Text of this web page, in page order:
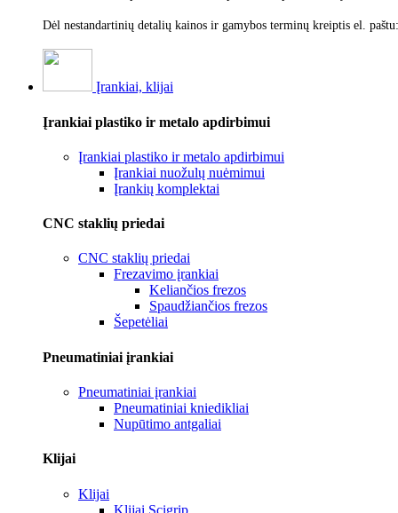
Dėl nestandartinių detalių kainos ir gamybos terminų kreiptis el. paštu:
Įrankiai, klijai
Įrankiai plastiko ir metalo apdirbimui
Įrankiai plastiko ir metalo apdirbimui
Įrankiai nuožulų nuėmimui
Įrankių komplektai
CNC staklių priedai
CNC staklių priedai
Frezavimo įrankiai
Keliančios frezos
Spaudžiančios frezos
Šepetėliai
Pneumatiniai įrankiai
Pneumatiniai įrankiai
Pneumatiniai kniedikliai
Nupūtimo antgaliai
Klijai
Klijai
Klijai Scigrip